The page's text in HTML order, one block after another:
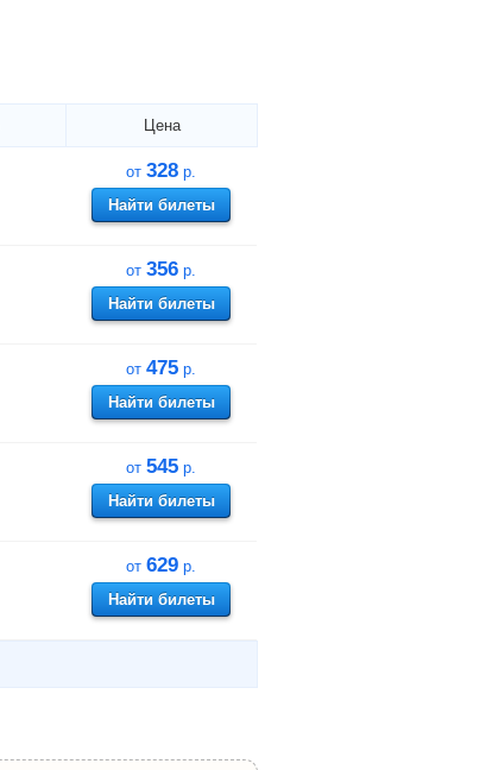
Цена
от 328 р.
Найти билеты
от 356 р.
Найти билеты
от 475 р.
Найти билеты
от 545 р.
Найти билеты
от 629 р.
Найти билеты